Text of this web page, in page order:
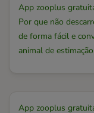
App zooplus
Por que não
de forma fácil e
animal de
App zooplus